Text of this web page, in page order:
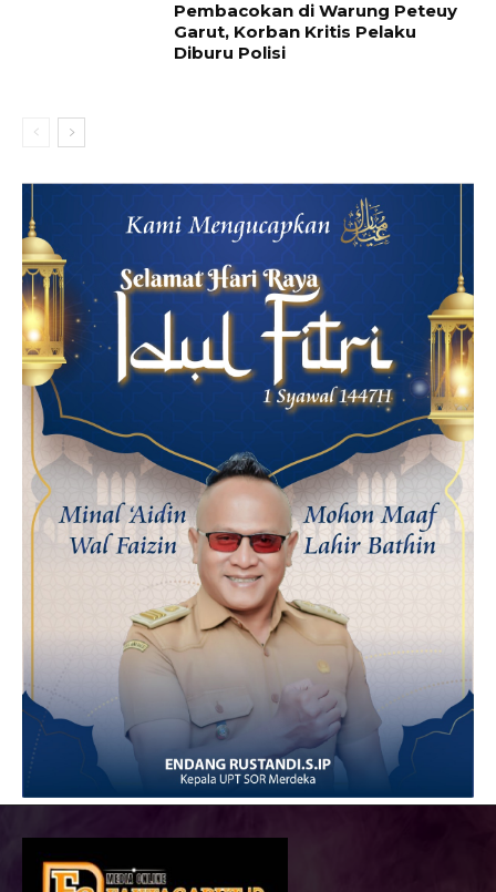
Pembacokan di Warung Peteuy
Garut, Korban Kritis Pelaku
Diburu Polisi